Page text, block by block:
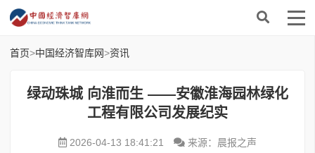
首页>中国经济智库网>资讯
绿动珠城 向淮而生 ——安徽淮海园林绿化
工程有限公司发展纪实
2026-04-13 18:41:21
来源：晨报之声